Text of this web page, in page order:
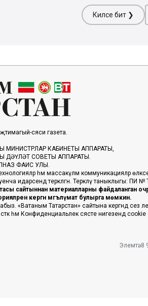
Киләсе бит ❯
сәяси газета.
МИНИСТРЛАР КАБИНЕТЫ АППАРАТЫ,
ДӘҮЛӘТ СОВЕТЫ АППАРАТЫ.
ФАИС УЛЫ.
һәм массакүләм коммуникацияләр
идарәсендә теркәлгән. Теркәлү таныклыгы: ПИ
сайтыннан материалларны файдаланган
кергән мәгълүмат булырга мөмкин.
«Ватаным Татарстан» сайтына кергәндә сез
һәм Конфиденциальлек сәясәте нигезендә
Элемтә: